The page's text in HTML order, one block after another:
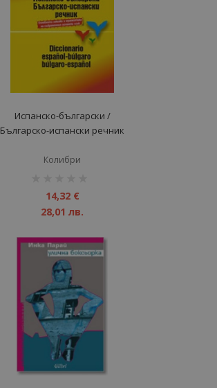
Испанско-български /
Българско-испански речник
Колибри
14,32 €
28,01 лв.